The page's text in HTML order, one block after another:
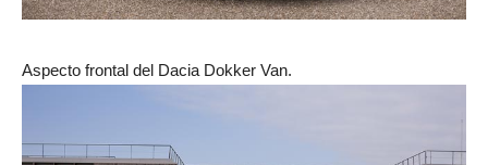
Aspecto frontal del Dacia Dokker Van.